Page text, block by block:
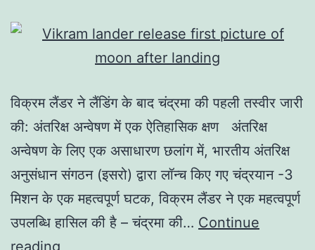
विक्रम लैंडर ने लैंडिंग के बाद चंद्रमा की पहली तस्वीर जारी
की: अंतरिक्ष अन्वेषण में एक ऐतिहासिक क्षण अंतरिक्ष
अन्वेषण के लिए एक असाधारण छलांग में, भारतीय अंतरिक्ष
अनुसंधान संगठन (इसरो) द्वारा लॉन्च किए गए चंद्रयान -3
मिशन के एक महत्वपूर्ण घटक, विक्रम लैंडर ने एक महत्वपूर्ण
उपलब्धि हासिल की है – चंद्रमा की… Continue
reading